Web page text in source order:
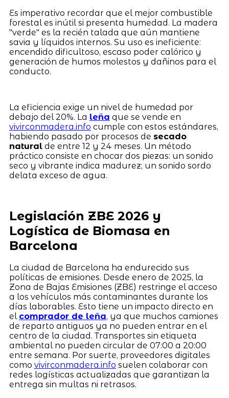
Es imperativo recordar que el mejor combustible
forestal es inútil si presenta humedad. La madera
"verde" es la recién talada que aún mantiene
savia y líquidos internos. Su uso es ineficiente:
encendido dificultoso, escaso poder calórico y
generación de humos molestos y dañinos para el
conducto.
La eficiencia exige un nivel de humedad por
debajo del 20%. La leña que se vende en
vivirconmadera.info cumple con estos estándares,
habiendo pasado por procesos de secado
naturalde entre 12 y 24 meses. Un método
práctico consiste en chocar dos piezas: un sonido
seco y vibrante indica madurez; un sonido sordo
delata exceso de agua.
Legislación ZBE 2026 y
Logística de Biomasa en
Barcelona
La ciudad de Barcelona ha endurecido sus
políticas de emisiones. Desde enero de 2025, la
Zona de Bajas Emisiones (ZBE) restringe el acceso
a los vehículos más contaminantes durante los
días laborables. Esto tiene un impacto directo en
el comprador de leña, ya que muchos camiones
de reparto antiguos ya no pueden entrar en el
centro de la ciudad. Transportes sin etiqueta
ambiental no pueden circular de 07:00 a 20:00
entre semana. Por suerte, proveedores digitales
como vivirconmadera.info suelen colaborar con
redes logísticas actualizadas que garantizan la
entrega sin multas ni retrasos.